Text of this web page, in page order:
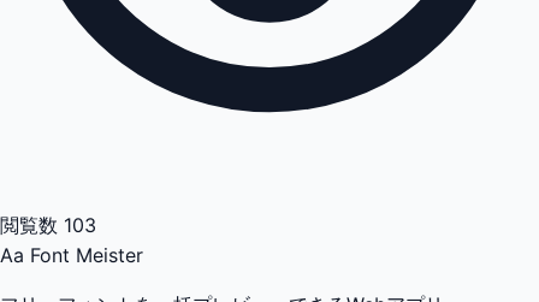
閲覧数 103
Aa Font Meister